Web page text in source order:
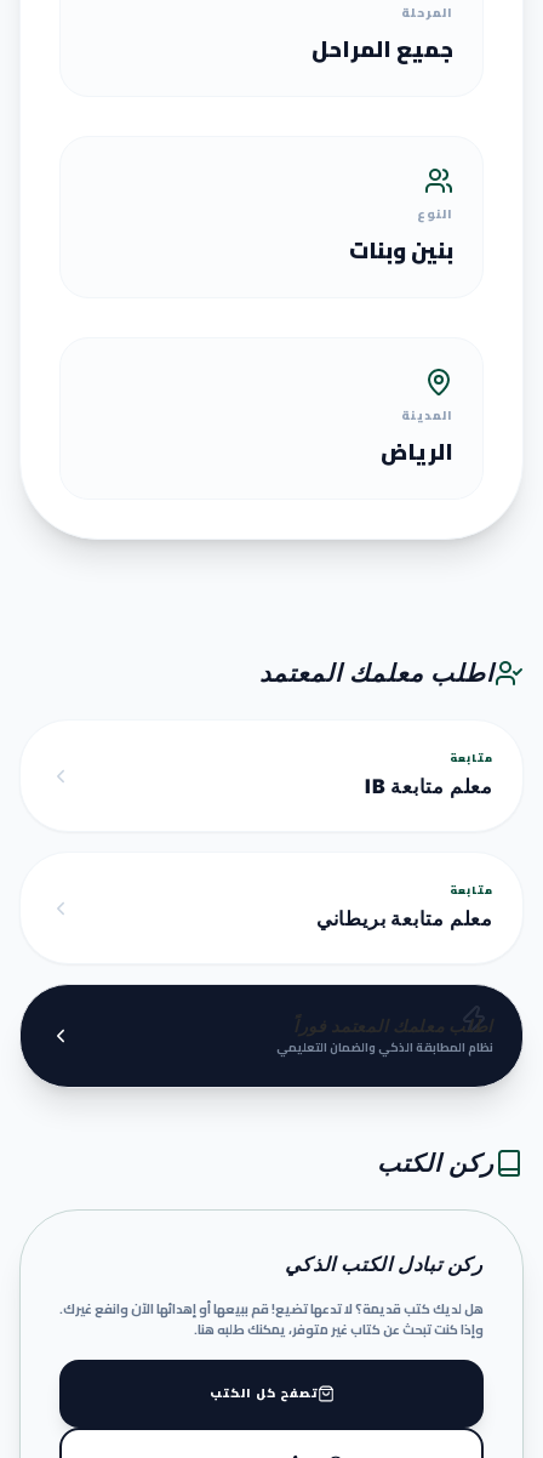
المرحلة
جميع المراحل
النوع
بنين وبنات
المدينة
الرياض
اطلب معلمك المعتمد
متابعة
معلم متابعة IB
متابعة
معلم متابعة بريطاني
اطلب معلمك المعتمد فوراً
نظام المطابقة الذكي والضمان التعليمي
ركن الكتب
ركن تبادل الكتب الذكي
هل لديك كتب قديمة؟ لا تدعها تضيع! قم ببيعها أو إهدائها الآن وانفع غيرك.
وإذا كنت تبحث عن كتاب غير متوفر، يمكنك طلبه هنا.
تصفح كل الكتب